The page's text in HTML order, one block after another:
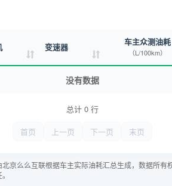
变速器 车主众测油耗
（L/100km）
没有数据
总计 0 行
首页
上一页 下一页 末页
京么么互联根据车主实际油耗汇总生成，数据所